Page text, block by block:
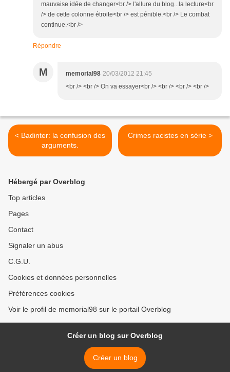
mauvaise idée de changer<br /> l'allure du blog...la lecture<br
/> de cette colonne étroite<br /> est pénible.<br /> Le combat
continue.<br />
Répondre
M memorial98 20/03/2012 21:45
<br /> <br /> On va essayer<br /> <br /> <br /> <br />
< Badinter: la confusion des
arguments.
Crimes racistes en série >
Hébergé par Overblog
Top articles
Pages
Contact
Signaler un abus
C.G.U.
Cookies et données personnelles
Préférences cookies
Voir le profil de memorial98 sur le portail Overblog
Créer un blog sur Overblog
Créer un blog